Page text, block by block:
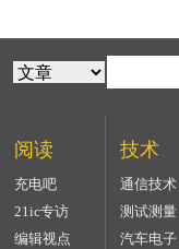
阅读
充电吧
21ic专访
编辑视点
技术
通信技术
测试测量
汽车电子